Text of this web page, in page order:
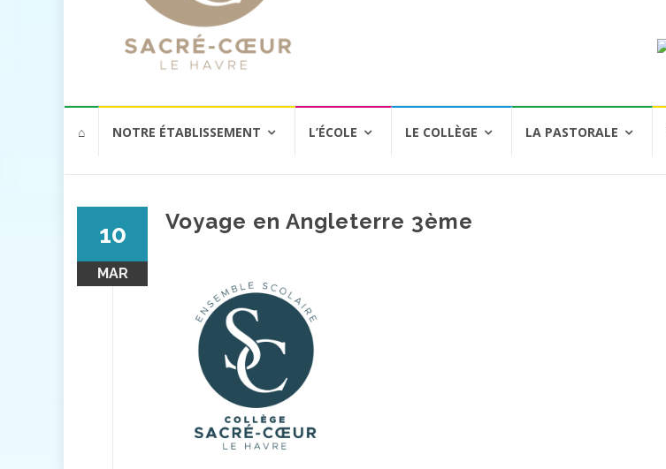
⌂ NOTRE ÉTABLISSEMENT L’ÉCOLE LE COLLÈGE LA PASTORALE
10
MAR
Voyage en Angleterre 3ème